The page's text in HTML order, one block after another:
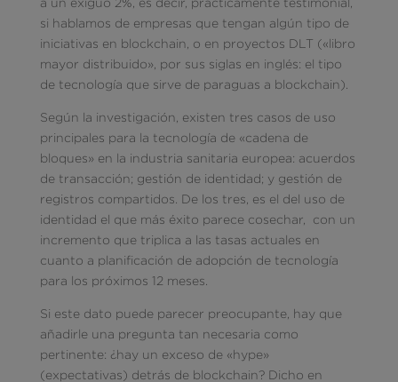
si hablamos de empresas que tengan algún tipo de
iniciativas en blockchain, o en proyectos DLT («libro
mayor distribuido», por sus siglas en inglés: el tipo
de tecnología que sirve de paraguas a blockchain).
Según la investigación, existen tres casos de uso
principales para la tecnología de «cadena de
bloques» en la industria sanitaria europea: acuerdos
de transacción; gestión de identidad; y gestión de
registros compartidos. De los tres, es el del uso de
identidad el que más éxito parece cosechar, con un
incremento que triplica a las tasas actuales en
cuanto a planificación de adopción de tecnología
para los próximos 12 meses.
Si este dato puede parecer preocupante, hay que
añadirle una pregunta tan necesaria como
pertinente: ¿hay un exceso de «hype»
(expectativas) detrás de blockchain? Dicho en